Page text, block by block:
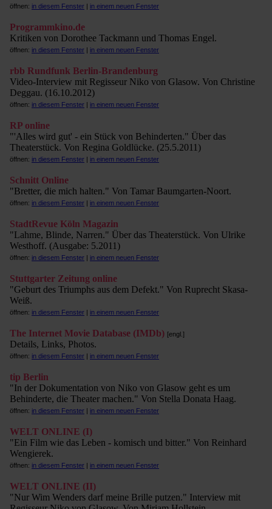
öffnen: in diesem Fenster | in einem neuen Fenster
Programmkino.de
Kritiken von Dorothee Tackmann und Thomas Engel.
öffnen: in diesem Fenster | in einem neuen Fenster
rbb Rundfunk Berlin-Brandenburg
Video-Interview mit Regisseur Niko von Glasow. Von Christine
Deggau. (16.10.2012)
öffnen: in diesem Fenster | in einem neuen Fenster
RP online
"'Alles wird gut' - ein Stück von Behinderten." Über das
Theaterstück. Von Regina Goldlücke. (25.5.2011)
öffnen: in diesem Fenster | in einem neuen Fenster
Schnitt Online
"Bretter, die mich halten." Von Tamar Baumgarten-Noort.
öffnen: in diesem Fenster | in einem neuen Fenster
StadtRevue Köln Magazin
"Lahme, Blinde, Narren." Über das Theaterstück. Von Ulrike
Westhoff. (Ausgabe: 5.2011)
öffnen: in diesem Fenster | in einem neuen Fenster
Stuttgarter Zeitung online
"Geburt des Triumphs aus dem Defekt." Von Ruprecht Skasa-
Weiß.
öffnen: in diesem Fenster | in einem neuen Fenster
The Internet Movie Database (IMDb) [engl.]
Details, Links, Photos.
öffnen: in diesem Fenster | in einem neuen Fenster
tip Berlin
"In der Dokumentation von Niko von Glasow geht es um
Behinderte, die Theater machen." Von Stella Donata Haag.
öffnen: in diesem Fenster | in einem neuen Fenster
WELT ONLINE (I)
"Ein Film wie das Leben - komisch und bitter." Von Reinhard
Wengierek.
öffnen: in diesem Fenster | in einem neuen Fenster
WELT ONLINE (II)
"Nur Wim Wenders darf meine Brille putzen." Interview mit